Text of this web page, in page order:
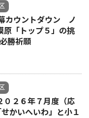
カウントダウン ノ
原「トップ５」の挑
勝祈願
２６年７月度（応
かいへいわ」と小１